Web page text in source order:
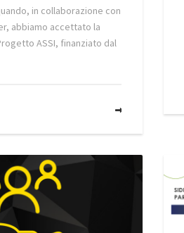
in collaborazione con
abbiamo accettato la
ASSI, finanziato dal